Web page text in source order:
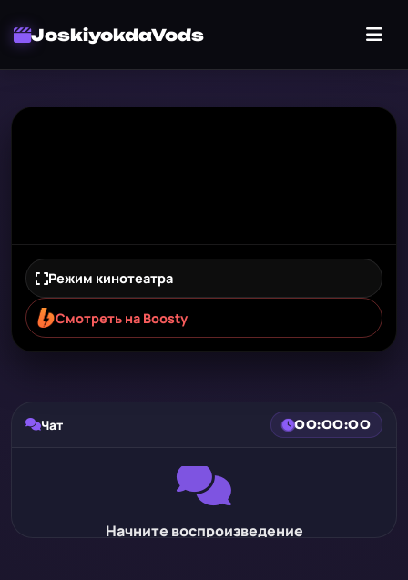
JoskiyokdaVods
Режим кинотеатра
Смотреть на Boosty
Чат 00:00:00
Начните воспроизведение